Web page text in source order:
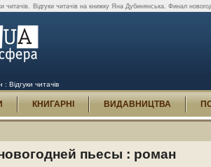
читачів. Відгуки читачів на книжку Яна Дубинянська. Финал
читачів
КНИГАРНІ ВИДАВНИЦТВА
пьесы : роман